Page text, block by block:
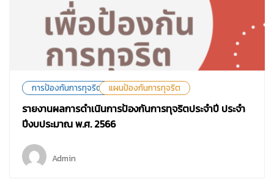
การป้องกันการทุจริต แผนป้องกันการทุจริต
รายงานผลการดำเนินการป้องกันการทุจริตประจำปี ประจำ
ปีงบประมาณ พ.ศ. 2566
Admin